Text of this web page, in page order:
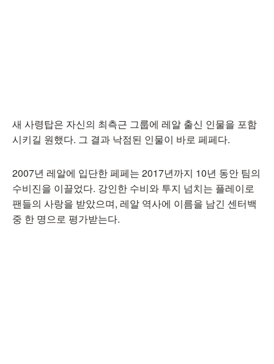
새 사령탑은 자신의 최측근 그룹에 레알 출신 인물을 포함
시키길 원했다. 그 결과 낙점된 인물이 바로 페페다.
2007년 레알에 입단한 페페는 2017년까지 10년 동안 팀의
수비진을 이끌었다. 강인한 수비와 투지 넘치는 플레이로
팬들의 사랑을 받았으며, 레알 역사에 이름을 남긴 센터백
중 한 명으로 평가받는다.